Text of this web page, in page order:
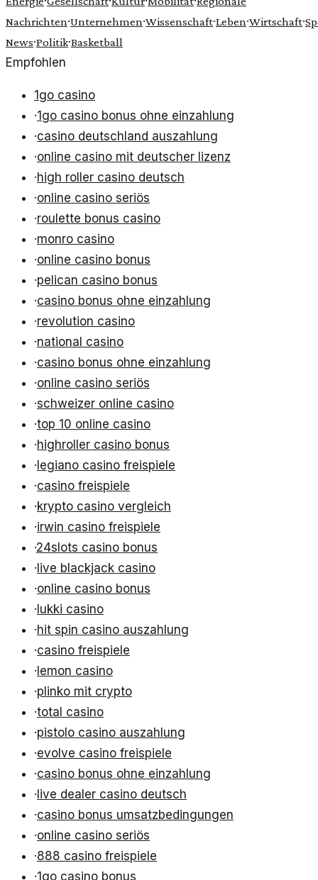
Nachrichten·Unternehmen·Wissenschaft·Leben·Wirtschaft·
News·Politik·Basketball
Empfohlen
1go casino
·1go casino bonus ohne einzahlung
·casino deutschland auszahlung
·online casino mit deutscher lizenz
·high roller casino deutsch
·online casino seriös
·roulette bonus casino
·monro casino
·online casino bonus
·pelican casino bonus
·casino bonus ohne einzahlung
·revolution casino
·national casino
·casino bonus ohne einzahlung
·online casino seriös
·schweizer online casino
·top 10 online casino
·highroller casino bonus
·legiano casino freispiele
·casino freispiele
·krypto casino vergleich
·irwin casino freispiele
·24slots casino bonus
·live blackjack casino
·online casino bonus
·lukki casino
·hit spin casino auszahlung
·casino freispiele
·lemon casino
·plinko mit crypto
·total casino
·pistolo casino auszahlung
·evolve casino freispiele
·casino bonus ohne einzahlung
·live dealer casino deutsch
·casino bonus umsatzbedingungen
·online casino seriös
·888 casino freispiele
·1go casino bonus